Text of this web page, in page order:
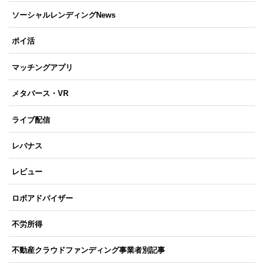
ソーシャルレンディングNews
ポイ活
マッチングアプリ
メタバース・VR
ライブ配信
レバナス
レビュー
ロボアドバイザー
不労所得
不動産クラウドファンディング事業者別記事